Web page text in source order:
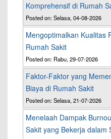
Komprehensif di Rumah
Posted on: Selasa, 04-08-2026
Mengoptimalkan Kualitas
Rumah Sakit
Posted on: Rabu, 29-07-2026
Faktor-Faktor yang
Biaya di Rumah Sakit
Posted on: Selasa, 21-07-2026
Menelaah Dampak
Sakit yang Bekerja dalam